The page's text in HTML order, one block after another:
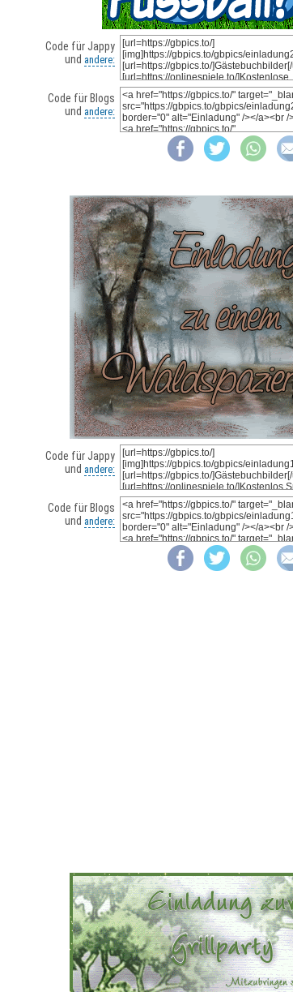
Code für Jappy
und andere:
Code für Blogs
und andere:
Code für Jappy
und andere:
Code für Blogs
und andere: